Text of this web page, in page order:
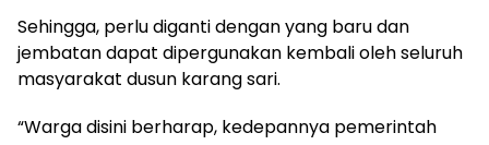
Sehingga, perlu diganti dengan yang baru dan
jembatan dapat dipergunakan kembali oleh seluruh
masyarakat dusun karang sari.
“Warga disini berharap, kedepannya pemerintah